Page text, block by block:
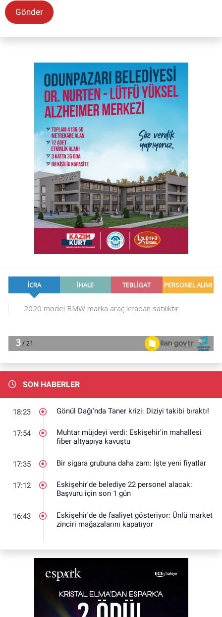
Gönder
SON HABERLER
18:23 Gönül Dağı'nda Taner krizi: Diziyi takibi bıraktı!
17:54
Muhtar müjdeyi verdi: Eskişehir'in mahallesi
fiber altyapıya kavuştu
17:35 Bir sigara grubuna daha zam: İşte yeni fiyatlar
17:12
Eskişehir'de belediye 22 personel alacak:
Başvuru için son 1 gün
16:43
Eskişehir'de de faaliyet gösteriyor: Ünlü market
zinciri mağazalarını kapatıyor